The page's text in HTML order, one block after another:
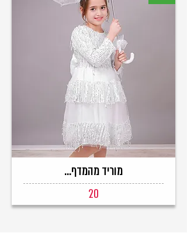
מוריד מהמדף...
20